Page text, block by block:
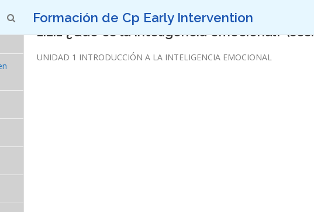
INICIO DIRIGIDO A OBJETIVOS METODOLOGÍA
Formación de Cp Early Intervention
1.2.1 ¿Qué es la inteligencia emocional?
UNIDAD 1 INTRODUCCIÓN A LA INTELIGENCIA EMOCIONAL